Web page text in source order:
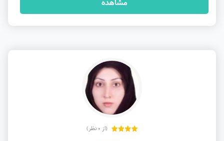
مشاهده
(از 0 نظر)